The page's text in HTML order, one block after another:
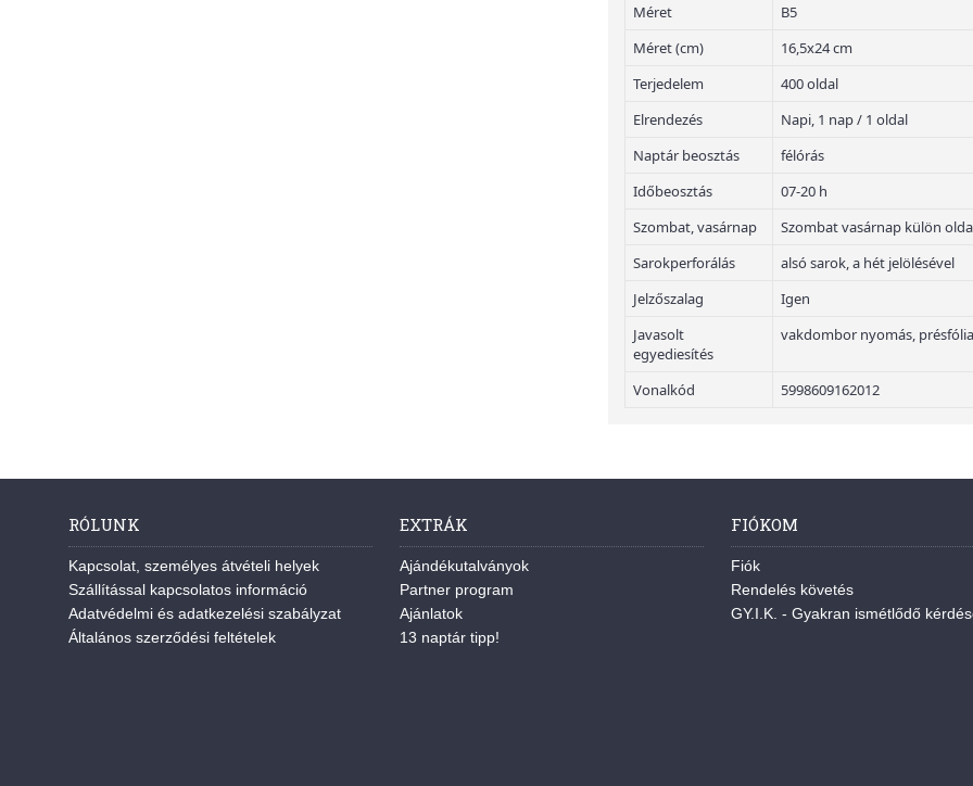
Méret
B5
Méret (cm)
16,5x24 cm
Terjedelem
400 oldal
Elrendezés
Napi, 1 nap / 1 oldal
Naptár beosztás
félórás
Időbeosztás
07-20 h
Szombat, vasárnap
Szombat vasárnap külön
Sarokperforálás
alsó sarok, a hét jelölésével
Jelzőszalag
Igen
Javasolt
egyediesítés
vakdombor nyomás,
Vonalkód 5998609162012
RÓLUNK
Kapcsolat, személyes átvételi helyek
Szállítással kapcsolatos információ
Adatvédelmi és adatkezelési szabályzat
Általános szerződési feltételek
EXTRÁK
Ajándékutalványok
Partner program
Ajánlatok
13 naptár tipp!
FIÓKOM
Fiók
Rendelés követés
GY.I.K. - Gyakran ismétlődő